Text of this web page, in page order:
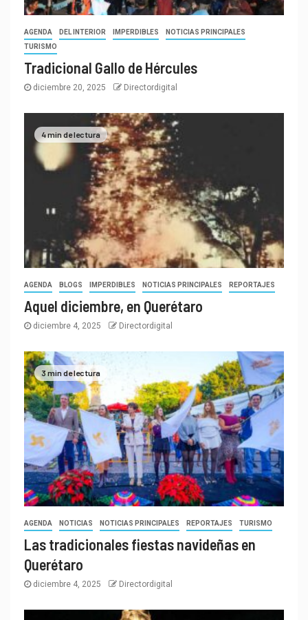
AGENDA DEL INTERIOR IMPERDIBLES
NOTICIAS PRINCIPALES
TURISMO
Tradicional Gallo de Hércules
diciembre 20, 2025 Directordigital
4 min de lectura
AGENDA BLOGS IMPERDIBLES NOTICIAS PRINCIPALES REPORTAJES
Aquel diciembre, en Querétaro
diciembre 4, 2025 Directordigital
3 min de lectura
AGENDA NOTICIAS NOTICIAS PRINCIPALES REPORTAJES TURISMO
Las tradicionales fiestas navideñas en
Querétaro
diciembre 4, 2025 Directordigital